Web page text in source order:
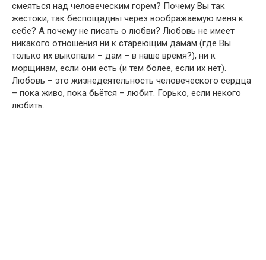
смеяться над человеческим горем? Почему Вы так
жестоки, так беспощадны через воображаемую меня к
себе? А почему не писать о любви? Любовь не имеет
никакого отношения ни к стареющим дамам (где Вы
только их выкопали – дам – в наше время?), ни к
морщинам, если они есть (и тем более, если их нет).
Любовь – это жизнедеятельность человеческого сердца
– пока живо, пока бьётся – любит. Горько, если некого
любить.